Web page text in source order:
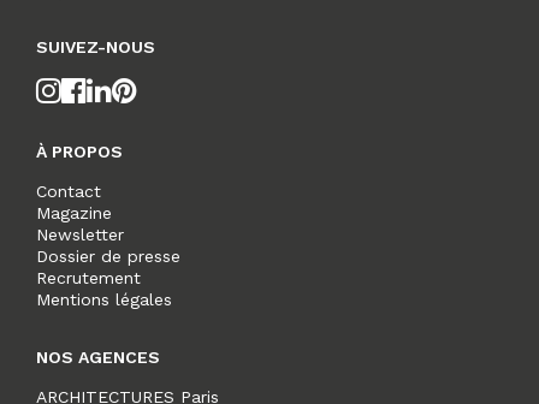
SUIVEZ-NOUS
À PROPOS
Contact
Magazine
Newsletter
Dossier de presse
Recrutement
Mentions légales
NOS AGENCES
ARCHITECTURES Paris